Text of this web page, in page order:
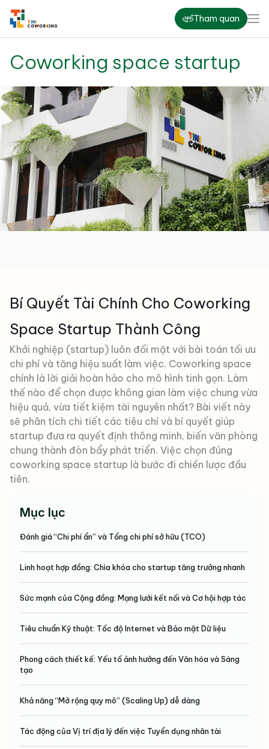
Tham quan
Coworking space startup
Bí Quyết Tài Chính Cho Coworking
Space Startup Thành Công
Khởi nghiệp (startup) luôn đối mặt với bài toán tối ưu
chi phí và tăng hiệu suất làm việc. Coworking space
chính là lời giải hoàn hảo cho mô hình tinh gọn. Làm
thế nào để chọn được không gian làm việc chung vừa
hiệu quả, vừa tiết kiệm tài nguyên nhất? Bài viết này
sẽ phân tích chi tiết các tiêu chí và bí quyết giúp
startup đưa ra quyết định thông minh, biến văn phòng
chung thành đòn bẩy phát triển. Việc chọn đúng
coworking space startup là bước đi chiến lược đầu
tiên.
Mục lục
Đánh giá “Chi phí ẩn” và Tổng chi phí sở hữu (TCO)
Linh hoạt hợp đồng: Chìa khóa cho startup tăng trưởng nhanh
Sức mạnh của Cộng đồng: Mạng lưới kết nối và Cơ hội hợp tác
Tiêu chuẩn Kỹ thuật: Tốc độ Internet và Bảo mật Dữ liệu
Phong cách thiết kế: Yếu tố ảnh hưởng đến Văn hóa và Sáng
tạo
Khả năng “Mở rộng quy mô” (Scaling Up) dễ dàng
Tác động của Vị trí địa lý đến việc Tuyển dụng nhân tài